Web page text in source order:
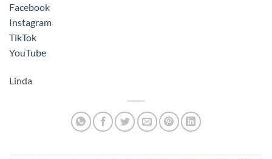
Facebook
Instagram
TikTok
YouTube
Linda